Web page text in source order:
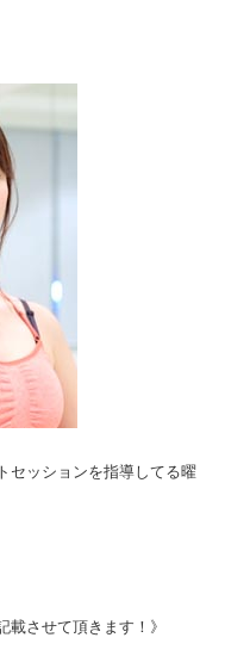
セッションを指導してる曜
載させて頂きます！》